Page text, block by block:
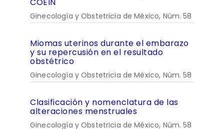
Ginecología y Obstetricia de México, Núm. 58
Miomas uterinos durante el embarazo
y su repercusión en el resultado
obstétrico
Ginecología y Obstetricia de México, Núm. 58
Clasificación y nomenclatura de las
alteraciones menstruales
Ginecología y Obstetricia de México, Núm. 58